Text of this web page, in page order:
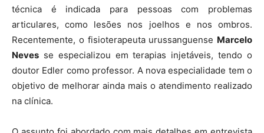
técnica é indicada para pessoas com problemas
articulares, como lesões nos joelhos e nos ombros.
Recentemente, o fisioterapeuta urussanguense Marcelo
Neves se especializou em terapias injetáveis, tendo o
doutor Edler como professor. A nova especialidade tem o
objetivo de melhorar ainda mais o atendimento realizado
na clínica.